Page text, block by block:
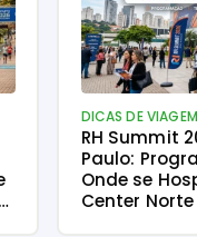
DICAS DE VIAGEM
RH Summit
Paulo:
Onde se
Center Norte